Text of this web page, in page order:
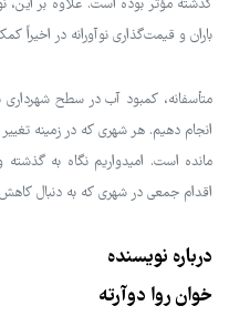
گذشته مؤثر بوده است. علاوه بر این،
باران و قیمت‌گذاری نوآورانه در اخیراً
متأسفانه، کمبود آب در سطح شهرداری
انجام دهیم. هر شهری که در زمینه
مانده است. امیدواریم نگاه به گذشته
اقدام جمعی در شهری که به دنبال
درباره نویسنده
خوان روا دوآرته